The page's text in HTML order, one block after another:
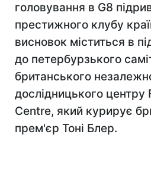
головування в G8
престижного клубу
висновок міститься в
до петербурзького
британського
дослідницького центру
Centre, який курирує
прем'єр Тоні Блер.